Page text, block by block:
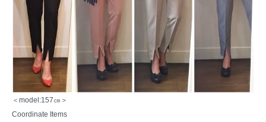
＜model:157㎝＞
Coordinate Items